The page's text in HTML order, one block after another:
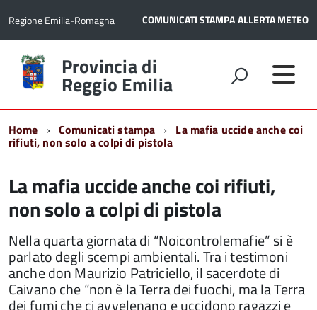
Regione Emilia-Romagna COMUNICATI STAMPAALLERTA METEO
Torna
alla
home
Provincia di
Reggio Emilia
Home Comunicati stampa La mafia uccide anche coi
rifiuti, non solo a colpi di pistola
La mafia uccide anche coi rifiuti,
non solo a colpi di pistola
Nella quarta giornata di “Noicontrolemafie” si è
parlato degli scempi ambientali. Tra i testimoni
anche don Maurizio Patriciello, il sacerdote di
Caivano che “non è la Terra dei fuochi, ma la Terra
dei fumi che ci avvelenano e uccidono ragazzi e